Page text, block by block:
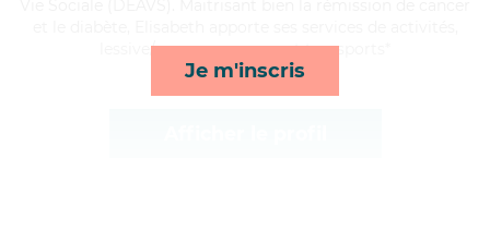
Je m'inscris
lessive/repassage, repas et transports*